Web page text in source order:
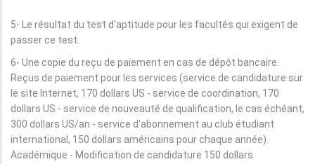
5- Le résultat du test d'aptitude pour les facultés qui exigent de
passer ce test.
6- Une copie du reçu de paiement en cas de dépôt bancaire.
Reçus de paiement pour les services (service de candidature sur
le site Internet, 170 dollars US - service de coordination, 170
dollars US - service de nouveauté de qualification, le cas échéant,
300 dollars US/an - service d'abonnement au club étudiant
international, 150 dollars américains pour chaque année).
Académique - Modification de candidature 150 dollars